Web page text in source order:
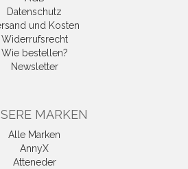
Datenschutz
und Kosten
Widerrufsrecht
Wie bestellen?
Newsletter
MARKEN
Alle Marken
AnnyX
Atteneder